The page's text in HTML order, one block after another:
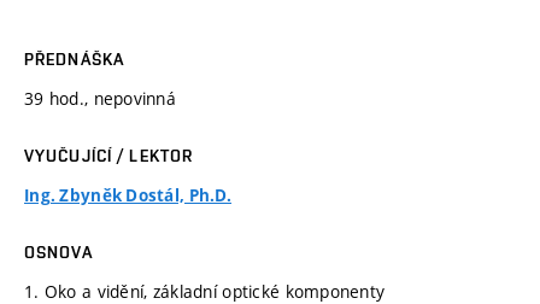
PŘEDNÁŠKA
39 hod., nepovinná
VYUČUJÍCÍ / LEKTOR
Ing. Zbyněk Dostál, Ph.D.
OSNOVA
1. Oko a vidění, základní optické komponenty